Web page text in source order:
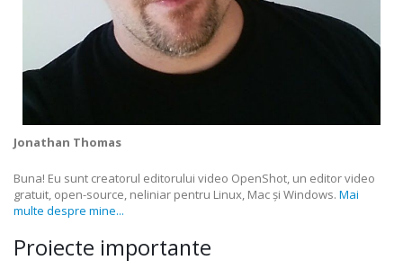
Jonathan Thomas
Buna! Eu sunt creatorul editorului video OpenShot, un editor video
gratuit, open-source, neliniar pentru Linux, Mac și Windows. Mai
multe despre mine...
Proiecte importante